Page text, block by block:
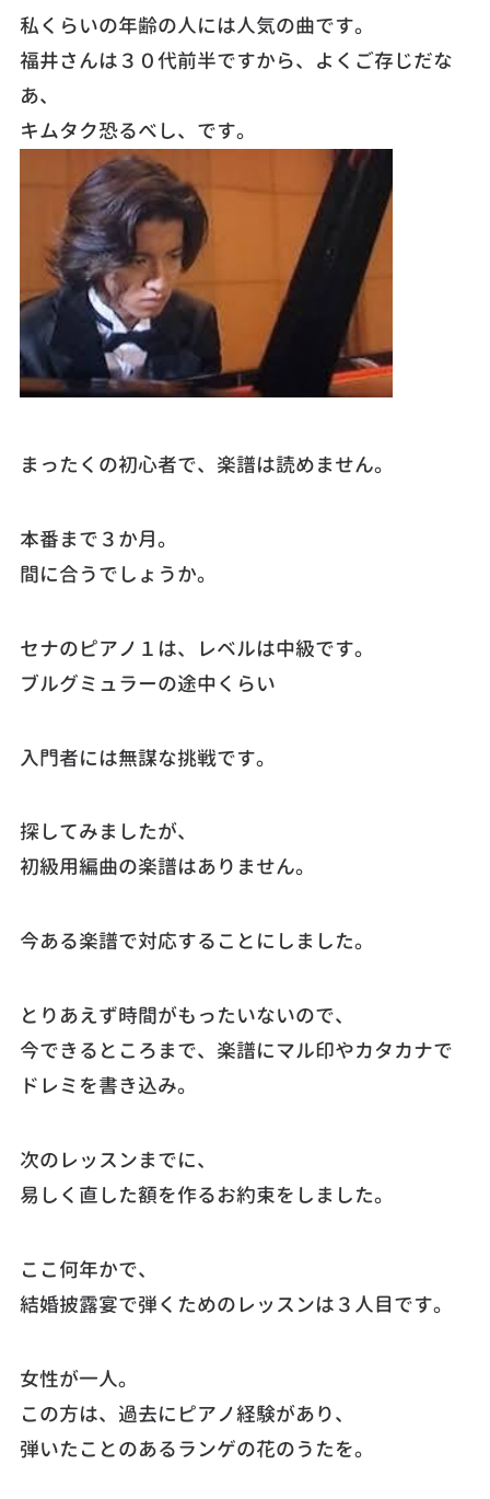
私くらいの年齢の人には人気の曲です。
福井さんは３０代前半ですから、よくご存じだな
あ、
キムタク恐るべし、です。
まったくの初心者で、楽譜は読めません。
本番まで３か月。
間に合うでしょうか。
セナのピアノ１は、レベルは中級です。
ブルグミュラーの途中くらい
入門者には無謀な挑戦です。
探してみましたが、
初級用編曲の楽譜はありません。
今ある楽譜で対応することにしました。
とりあえず時間がもったいないので、
今できるところまで、楽譜にマル印やカタカナで
ドレミを書き込み。
次のレッスンまでに、
易しく直した額を作るお約束をしました。
ここ何年かで、
結婚披露宴で弾くためのレッスンは３人目です。
女性が一人。
この方は、過去にピアノ経験があり、
弾いたことのあるランゲの花のうたを。